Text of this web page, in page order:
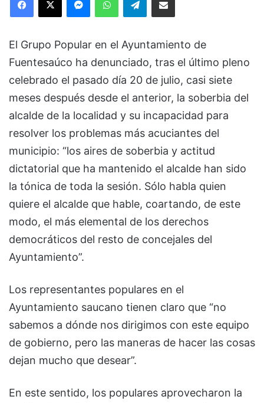
El Grupo Popular en el Ayuntamiento de
Fuentesaúco ha denunciado, tras el último pleno
celebrado el pasado día 20 de julio, casi siete
meses después desde el anterior, la soberbia del
alcalde de la localidad y su incapacidad para
resolver los problemas más acuciantes del
municipio: “los aires de soberbia y actitud
dictatorial que ha mantenido el alcalde han sido
la tónica de toda la sesión. Sólo habla quien
quiere el alcalde que hable, coartando, de este
modo, el más elemental de los derechos
democráticos del resto de concejales del
Ayuntamiento”.
Los representantes populares en el
Ayuntamiento saucano tienen claro que “no
sabemos a dónde nos dirigimos con este equipo
de gobierno, pero las maneras de hacer las cosas
dejan mucho que desear”.
En este sentido, los populares aprovecharon la